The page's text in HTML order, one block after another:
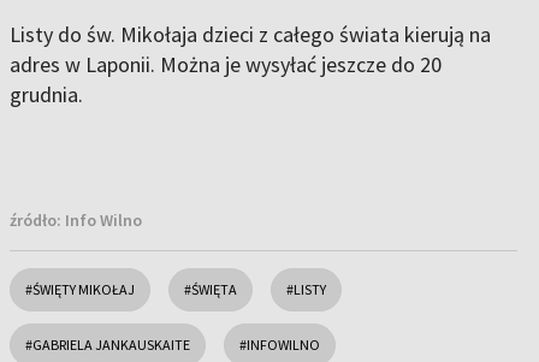
Listy do św. Mikołaja dzieci z całego świata kierują na
adres w Laponii. Można je wysyłać jeszcze do 20
grudnia.
źródło: Info Wilno
#ŚWIĘTY MIKOŁAJ #ŚWIĘTA #LISTY
#GABRIELA JANKAUSKAITE #INFOWILNO